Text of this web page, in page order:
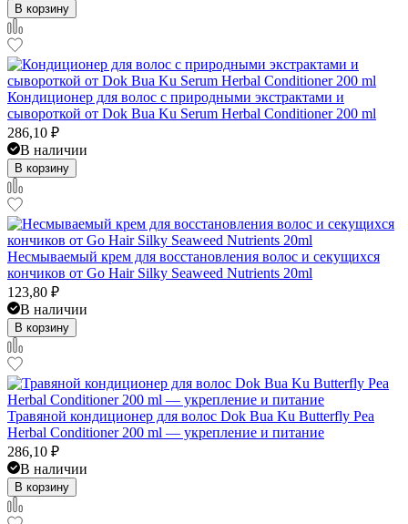
В корзину
Кондиционер для волос с природными экстрактами и
сывороткой от Dok Bua Ku Serum Herbal Conditioner 200 ml
286,10 ₽
В наличии
В корзину
Несмываемый крем для восстановления волос и секущихся
кончиков от Go Hair Silky Seaweed Nutrients 20ml
123,80 ₽
В наличии
В корзину
Травяной кондиционер для волос Dok Bua Ku Butterfly Pea
Herbal Conditioner 200 ml — укрепление и питание
286,10 ₽
В наличии
В корзину